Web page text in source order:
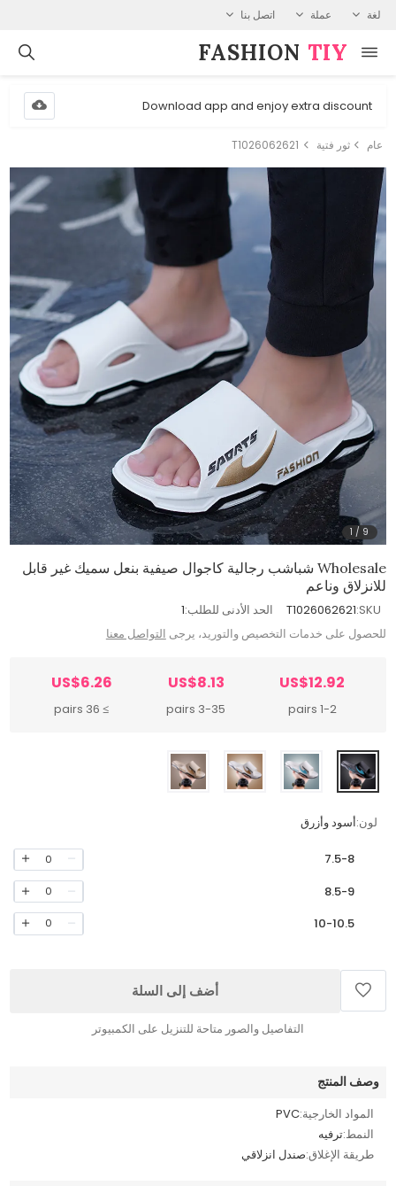
لغة عملة اتصل بنا
FASHION⁠ TIY
Download app and enjoy extra discount
عام ثور فتية T1026062621
1 / 9
Wholesale شباشب رجالية كاجوال صيفية بنعل سميك غير قابل
للانزلاق وناعم
SKU:
T1026062621 الحد الأدنى للطلب:1
للحصول على خدمات التخصيص والتوريد، يرجى التواصل معنا
US$12.92
1-2 pairs
US$8.13
3-35 pairs
US$6.26
≥ 36 pairs
لون:أسود وأزرق
7.5-8
0
8.5-9
0
10-10.5
0
أضف إلى السلة
التفاصيل والصور متاحة للتنزيل على الكمبيوتر
وصف المنتج
المواد الخارجية:PVC
النمط:ترفيه
طريقة الإغلاق:صندل انزلاقي